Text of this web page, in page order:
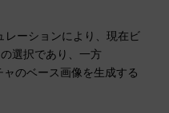
レーションにより、現在ビ
選択であり、一方
のベース画像を生成する